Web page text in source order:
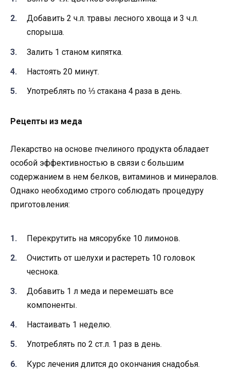
Добавить 2 ч.л. травы лесного хвоща и 3 ч.л.
спорыша.
Залить 1 станом кипятка.
Настоять 20 минут.
Употреблять по ⅓ стакана 4 раза в день.
Рецепты из меда
Лекарство на основе пчелиного продукта обладает
особой эффективностью в связи с большим
содержанием в нем белков, витаминов и минералов.
Однако необходимо строго соблюдать процедуру
приготовления:
Перекрутить на мясорубке 10 лимонов.
Очистить от шелухи и растереть 10 головок
чеснока.
Добавить 1 л меда и перемешать все
компоненты.
Настаивать 1 неделю.
Употреблять по 2 ст.л. 1 раз в день.
Курс лечения длится до окончания снадобья.